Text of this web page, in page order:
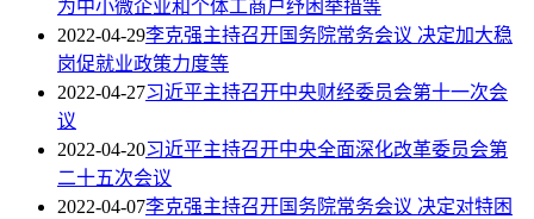
为中小微企业和个体工商户纾困举措等
2022-04-29李克强主持召开国务院常务会议 决定加大稳
岗促就业政策力度等
2022-04-27习近平主持召开中央财经委员会第十一次会
议
2022-04-20习近平主持召开中央全面深化改革委员会第
二十五次会议
2022-04-07李克强主持召开国务院常务会议 决定对特困